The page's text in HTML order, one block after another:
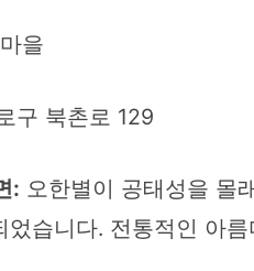
을
구 북촌로 129
: 오한별이 공태성을 몰
었습니다. 전통적인 아